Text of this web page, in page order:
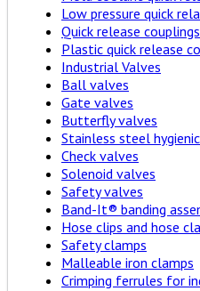
Low pressure quick
Quick release
Plastic quick release
Industrial Valves
Ball valves
Gate valves
Butterfly valves
Stainless steel
Check valves
Solenoid valves
Safety valves
Band-It® banding
Hose clips and hose
Safety clamps
Malleable iron clamps
Crimping ferrules for